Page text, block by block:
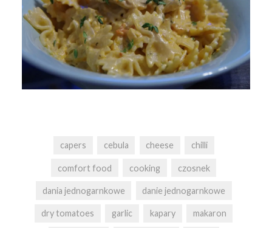
capers cebula cheese chilli
comfort food cooking czosnek
dania jednogarnkowe danie jednogarnkowe
dry tomatoes garlic kapary makaron